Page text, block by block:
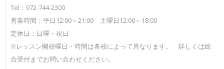
Tel：072-744-2300
営業時間：平日12:00～21:00 土曜日12:00～18:00
定休日：日曜・祝日
※レッスン開校曜日・時間は各校によって異なります。 詳しくは総
合受付までお問い合わせください。